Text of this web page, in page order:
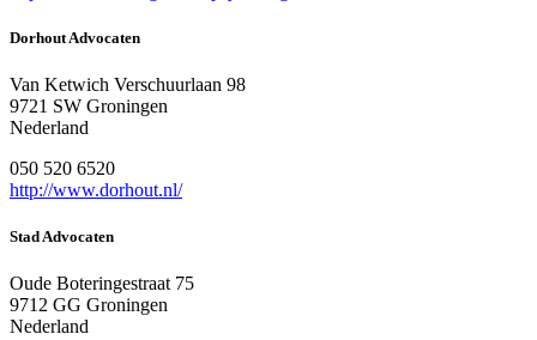
Dorhout Advocaten
Van Ketwich Verschuurlaan 98
9721 SW Groningen
Nederland
050 520 6520
http://www.dorhout.nl/
Stad Advocaten
Oude Boteringestraat 75
9712 GG Groningen
Nederland